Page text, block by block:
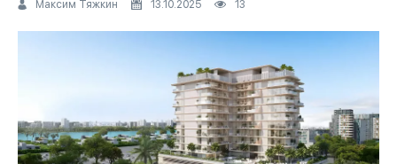
Максим Тяжкин 13.10.2025 13